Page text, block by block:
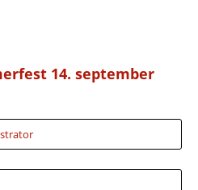
14. september